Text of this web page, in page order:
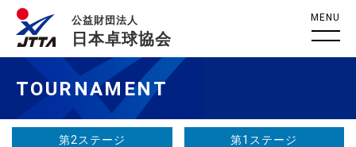
公益財団法人
日本卓球協会
MENU
TOURNAMENT
第2ステージ
第1ステージ